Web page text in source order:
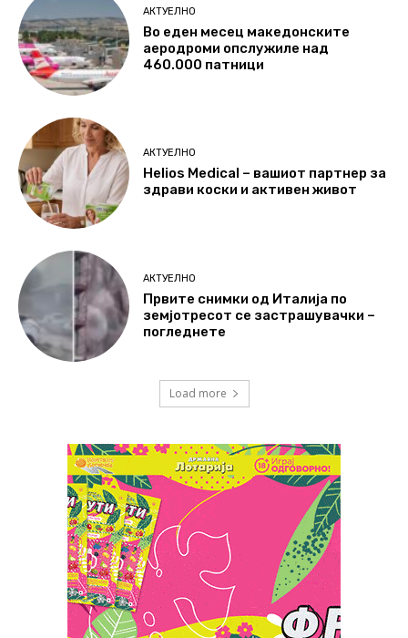
АКТУЕЛНО
Во еден месец македонските
аеродроми опслужиле над
460.000 патници
АКТУЕЛНО
Helios Medical – вашиот партнер за
здрави коски и активен живот
АКТУЕЛНО
Првите снимки од Италија по
земјотресот се застрашувачки –
погледнете
Load more